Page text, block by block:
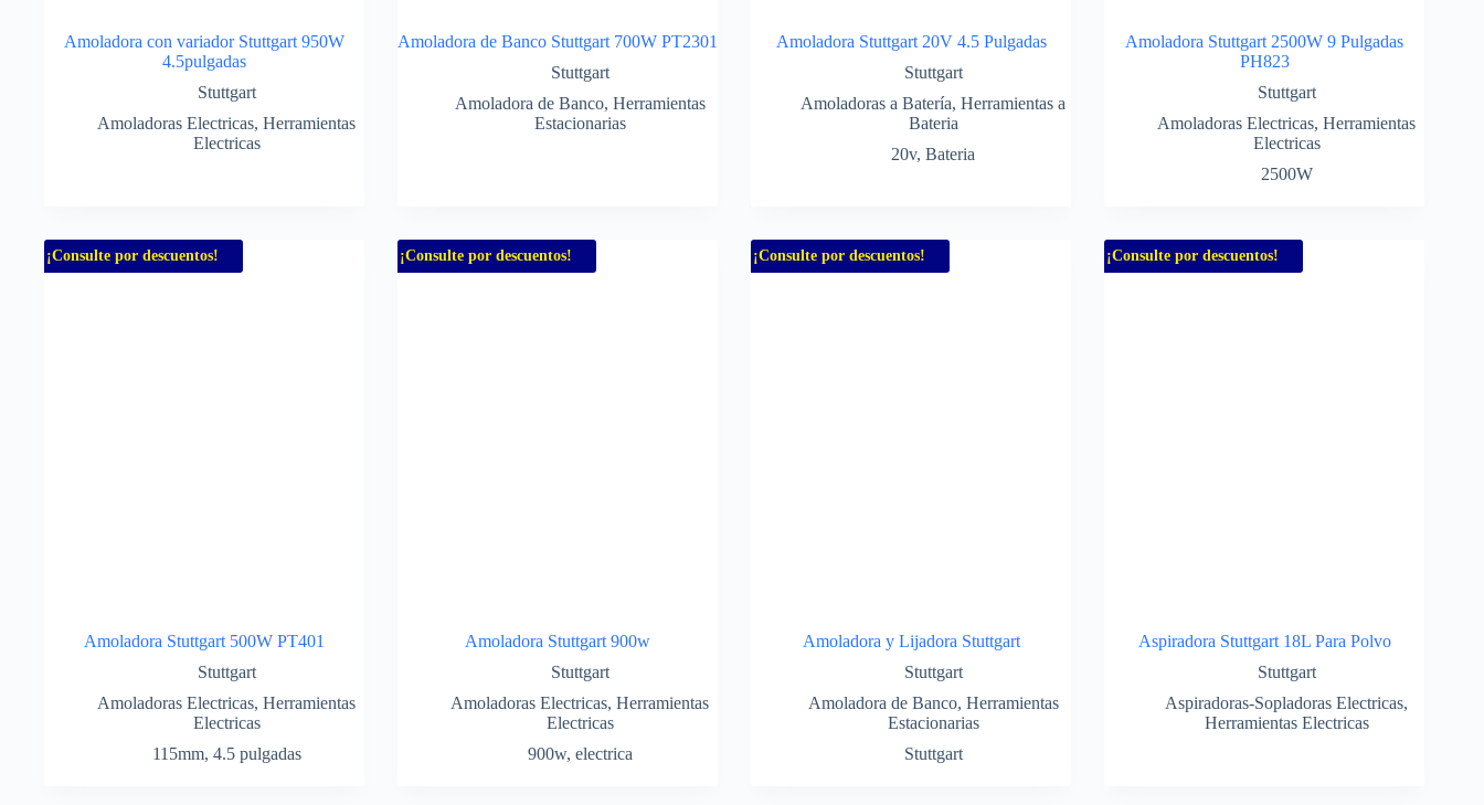
Amoladora con variador Stuttgart 950W
4.5pulgadas
Stuttgart
Amoladoras Electricas, Herramientas
Electricas
Amoladora de Banco Stuttgart 700W PT2301
Stuttgart
Amoladora de Banco, Herramientas
Estacionarias
Amoladora Stuttgart 20V 4.5 Pulgadas
Stuttgart
Amoladoras a Batería, Herramientas a
Bateria
20v, Bateria
Amoladora Stuttgart 2500W 9 Pulgadas
PH823
Stuttgart
Amoladoras Electricas, Herramientas
Electricas
2500W
¡Consulte por descuentos!
Amoladora Stuttgart 500W PT401
Stuttgart
Amoladoras Electricas, Herramientas
Electricas
115mm, 4.5 pulgadas
¡Consulte por descuentos!
Amoladora Stuttgart 900w
Stuttgart
Amoladoras Electricas, Herramientas
Electricas
900w, electrica
¡Consulte por descuentos!
Amoladora y Lijadora Stuttgart
Stuttgart
Amoladora de Banco, Herramientas
Estacionarias
Stuttgart
¡Consulte por descuentos!
Aspiradora Stuttgart 18L Para Polvo
Stuttgart
Aspiradoras-Sopladoras Electricas,
Herramientas Electricas